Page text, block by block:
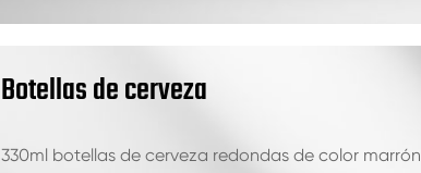
Botellas de cerveza
330ml botellas de cerveza redondas de color marrón